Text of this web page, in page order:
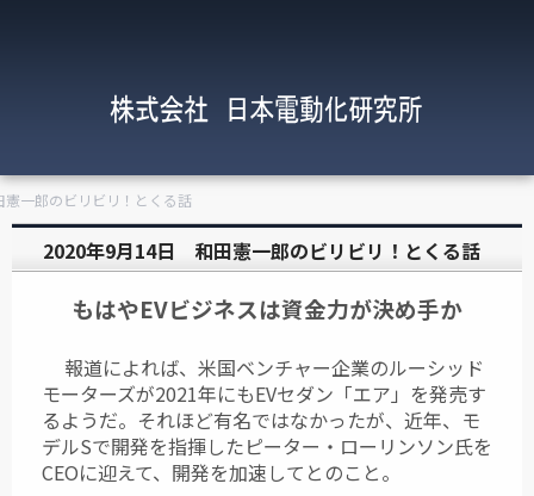
一郎のビリビリ！とくる話
2020年9月14日 和田憲一郎のビリビリ！とくる話
もはやEVビジネスは資金力が決め手か
報道によれば、米国ベンチャー企業のルーシッド
モーターズが2021年にもEVセダン「エア」を発売す
るようだ。それほど有名ではなかったが、近年、モ
デルSで開発を指揮したピーター・ローリンソン氏を
CEOに迎えて、開発を加速してとのこと。